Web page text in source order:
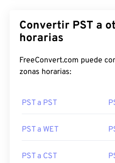
Convertir PST a
horarias
FreeConvert.com puede
zonas horarias:
PST a PST
PST a WET
PST a CST